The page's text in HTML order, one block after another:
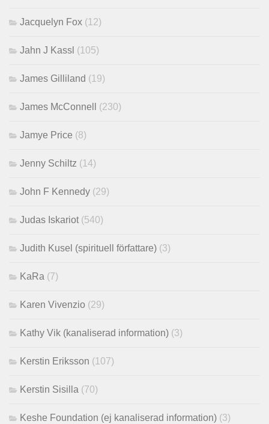
Jacquelyn Fox (12)
Jahn J Kassl (105)
James Gilliland (19)
James McConnell (230)
Jamye Price (8)
Jenny Schiltz (14)
John F Kennedy (29)
Judas Iskariot (540)
Judith Kusel (spirituell författare) (3)
KaRa (7)
Karen Vivenzio (29)
Kathy Vik (kanaliserad information) (3)
Kerstin Eriksson (107)
Kerstin Sisilla (70)
Keshe Foundation (ej kanaliserad information) (3)